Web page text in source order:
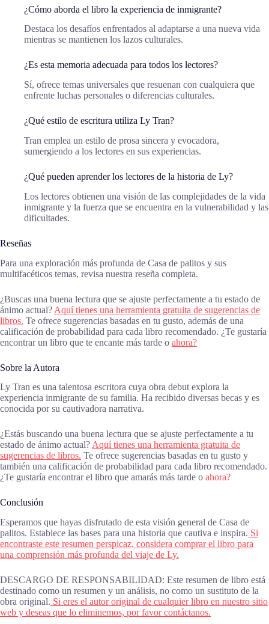
¿Cómo aborda el libro la experiencia de inmigrante?
Destaca los desafíos enfrentados al adaptarse a una nueva vida
mientras se mantienen los lazos culturales.
¿Es esta memoria adecuada para todos los lectores?
Sí, ofrece temas universales que resuenan con cualquiera que
enfrente luchas personales o diferencias culturales.
¿Qué estilo de escritura utiliza Ly Tran?
Tran emplea un estilo de prosa sincera y evocadora,
sumergiendo a los lectores en sus experiencias.
¿Qué pueden aprender los lectores de la historia de Ly?
Los lectores obtienen una visión de las complejidades de la vida
inmigrante y la fuerza que se encuentra en la vulnerabilidad y las
dificultades.
Reseñas
Para una exploración más profunda de Casa de palitos y sus
multifacéticos temas, revisa nuestra reseña completa.
¿Buscas una buena lectura que se ajuste perfectamente a tu estado de
ánimo actual? Aquí tienes una herramienta gratuita de sugerencias de
libros. Te ofrece sugerencias basadas en tu gusto, además de una
calificación de probabilidad para cada libro recomendado. ¿Te gustaría
encontrar un libro que te encante más tarde o ahora?
Sobre la Autora
Ly Tran es una talentosa escritora cuya obra debut explora la
experiencia inmigrante de su familia. Ha recibido diversas becas y es
conocida por su cautivadora narrativa.
¿Estás buscando una buena lectura que se ajuste perfectamente a tu
estado de ánimo actual? Aquí tienes una herramienta gratuita de
sugerencias de libros. Te ofrece sugerencias basadas en tu gusto y
también una calificación de probabilidad para cada libro recomendado.
¿Te gustaría encontrar el libro que amarás más tarde o ahora?
Conclusión
Esperamos que hayas disfrutado de esta visión general de Casa de
palitos. Establece las bases para una historia que cautiva e inspira. Si
encontraste este resumen perspicaz, considera comprar el libro para
una comprensión más profunda del viaje de Ly.
DESCARGO DE RESPONSABILIDAD: Este resumen de libro está
destinado como un resumen y un análisis, no como un sustituto de la
obra original. Si eres el autor original de cualquier libro en nuestro sitio
web y deseas que lo eliminemos, por favor contáctanos.